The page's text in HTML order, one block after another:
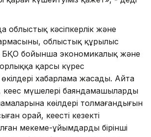
облыстық кәсіпкерлік және
облыстық құрылыс
БҚО бойынша экономикалық және
қарсы күрес
өкілдері хабарлама жасады. Айта
кеңес мүшелері баяндамашылардың
көңілдері толмағандығын
орай, кеңестің кезекті
мекеме-ұйымдардың бірінші